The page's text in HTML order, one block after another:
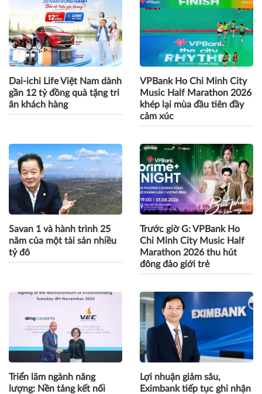
Dai-ichi Life Việt Nam dành
gần 12 tỷ đồng quà tặng tri
ân khách hàng
VPBank Ho Chi Minh City
Music Half Marathon 2026
khép lại mùa đầu tiên đầy
cảm xúc
Savan 1 và hành trình 25
năm của một tài sản nhiều
tỷ đô
Trước giờ G: VPBank Ho
Chi Minh City Music Half
Marathon 2026 thu hút
đông đảo giới trẻ
Triển lãm ngành năng
lượng: Nền tảng kết nối
Lợi nhuận giảm sâu,
Eximbank tiếp tục ghi nhận